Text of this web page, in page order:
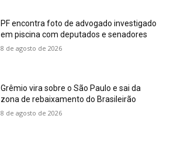
PF encontra foto de advogado investigado
em piscina com deputados e senadores
8 de agosto de 2026
Grêmio vira sobre o São Paulo e sai da
zona de rebaixamento do Brasileirão
8 de agosto de 2026